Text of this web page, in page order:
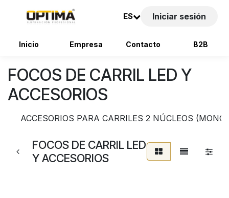
ES Iniciar sesión
Inicio Empresa Contacto B2B
FOCOS DE CARRIL LED Y
ACCESORIOS
ACCESORIOS PARA CARRILES 2 NÚCLEOS
FOCOS DE CARRIL LED
Y ACCESORIOS